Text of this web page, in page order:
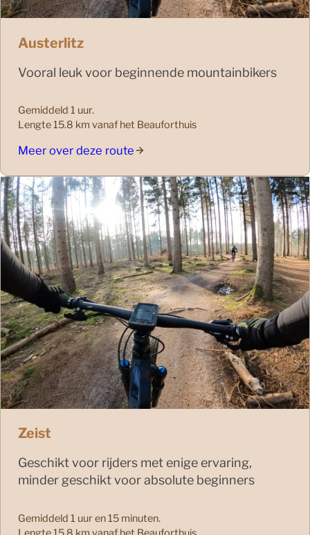
Austerlitz
Vooral leuk voor beginnende mountainbikers
Gemiddeld 1 uur.
Lengte 15.8 km vanaf het Beauforthuis
Meer over deze route
Zeist
Geschikt voor rijders met enige ervaring,
minder geschikt voor absolute beginners
Gemiddeld 1 uur en 15 minuten.